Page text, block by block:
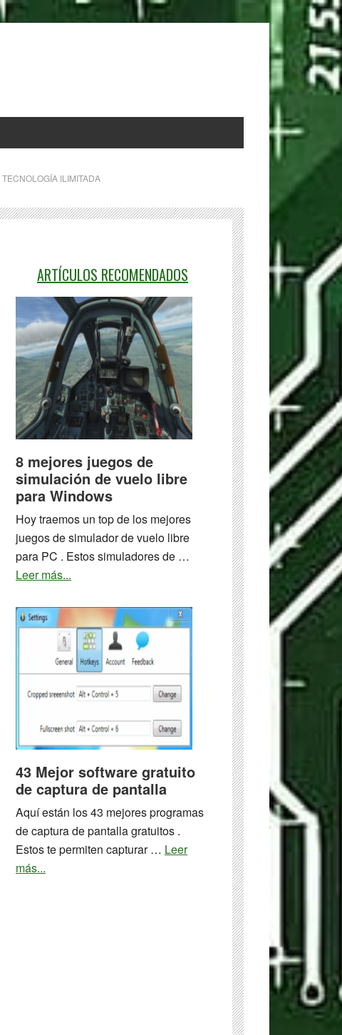
TECNOLOGÍA ILIMITADA
ARTÍCULOS RECOMENDADOS
8 mejores juegos de
simulación de vuelo libre
para Windows
Hoy traemos un top de los mejores
juegos de simulador de vuelo libre
para PC . Estos simuladores de …
Leer más...
mejores
juegos
de
simulación
de
libre
para
43 Mejor software gratuito
de captura de pantalla
Aquí están los 43 mejores programas
de captura de pantalla gratuitos .
Estos te permiten capturar … Leer
más...